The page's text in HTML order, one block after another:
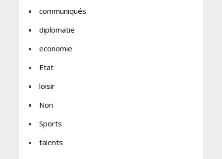
communiqués
diplomatie
economie
Etat
loisir
Non
Sports
talents